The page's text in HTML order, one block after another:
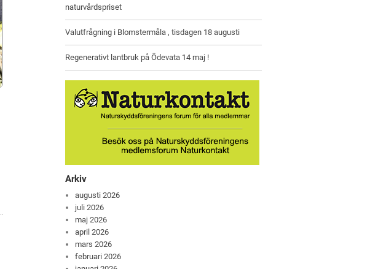
naturvårdspriset
Valutfrågning i Blomstermåla , tisdagen 18 augusti
Regenerativt lantbruk på Ödevata 14 maj !
Arkiv
augusti 2026
juli 2026
maj 2026
april 2026
mars 2026
februari 2026